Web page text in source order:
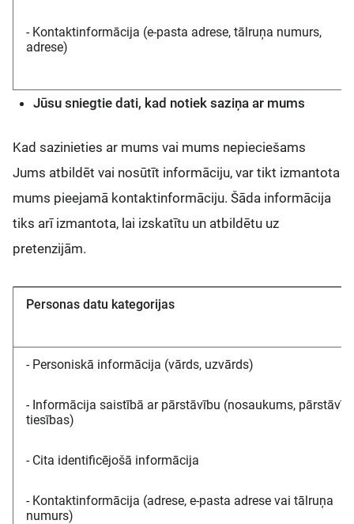
- Kontaktinformācija (e-pasta adrese, tālruņa numurs,
adrese)
Jūsu sniegtie dati, kad notiek saziņa ar mums
Kad sazinieties ar mums vai mums nepieciešams
Jums atbildēt vai nosūtīt informāciju, var tikt izmantota
mums pieejamā kontaktinformāciju. Šāda informācija
tiks arī izmantota, lai izskatītu un atbildētu uz
pretenzijām.
Personas datu kategorijas
- Personiskā informācija (vārds, uzvārds)
- Informācija saistībā ar pārstāvību (nosaukums,
tiesības)
- Cita identificējošā informācija
- Kontaktinformācija (adrese, e-pasta adrese vai tālruņa
numurs)